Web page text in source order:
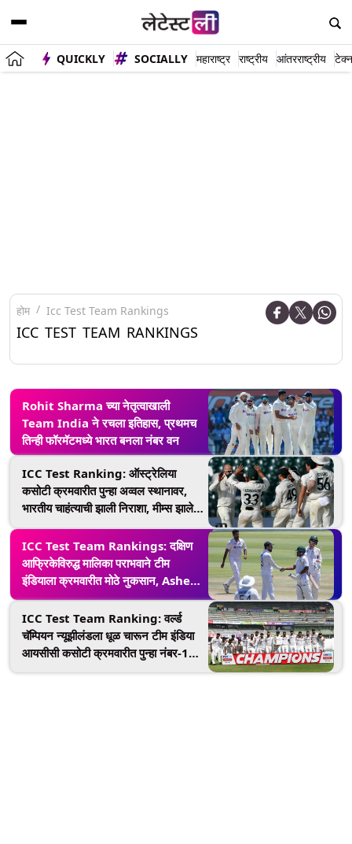
QUICKLY SOCIALLY महाराष्ट्र राष्ट्रीय आंतरराष्ट्रीय
होम Icc Test Team Rankings
ICC TEST TEAM RANKINGS
Rohit Sharma च्या नेतृत्वाखाली
Team India ने रचला इतिहास, प्रथमच
तिन्ही फॉरमॅटमध्ये भारत बनला नंबर वन
ICC Test Ranking: ऑस्ट्रेलिया
कसोटी क्रमवारीत पुन्हा अव्वल स्थानावर,
भारतीय चाहंत्याची झाली निराशा, मीम्स झाले
ICC Test Team Rankings: दक्षिण
आफ्रिकेविरुद्ध मालिका पराभवाने टीम
इंडियाला क्रमवारीत मोठे नुकसान, Ashes
जिंकून ऑस्ट्रेलिया बनली No 1 टेस्ट टीम
ICC Test Team Ranking: वर्ल्ड
चॅम्पियन न्यूझीलंडला धूळ चारून टीम इंडिया
आयसीसी कसोटी क्रमवारीत पुन्हा नंबर-1